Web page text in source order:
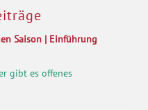
Saison | Einführung
gibt es offenes